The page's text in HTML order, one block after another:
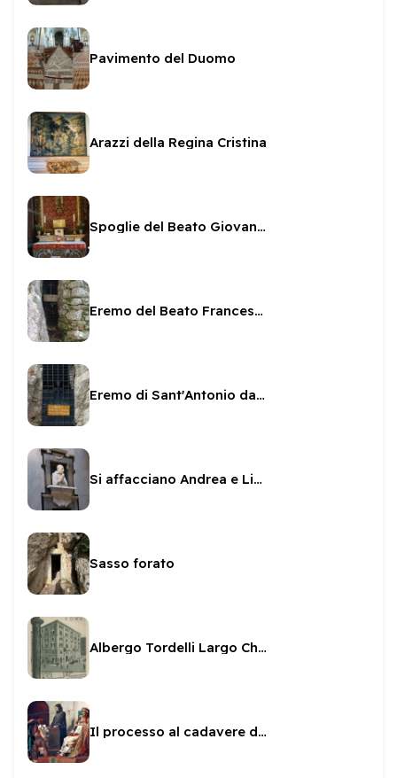
Pavimento del Duomo
Arazzi della Regina Cristina
Spoglie del Beato Giovanni Merlini
Eremo del Beato Francesco Beccaria
Eremo di Sant'Antonio da Padova
Si affacciano Andrea e Livia
Sasso forato
Albergo Tordelli Largo Chigi 5 Roma
Il processo al cadavere di Papa Formoso